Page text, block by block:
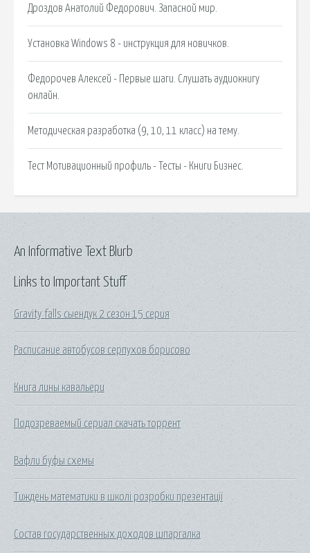
Дроздов Анатолий Федорович. Запасной мир.
Установка Windows 8 - инструкция для новичков.
Федорочев Алексей - Первые шаги. Слушать аудиокнигу
онлайн.
Методическая разработка (9, 10, 11 класс) на тему.
Тест Мотивационный профиль - Тесты - Книги Бизнес.
Links to Important Stuff
Gravity falls сыендук 2 сезон 15 серия
Расписание автобусов серпухов борисово
Книга лины кавальери
Подозреваемый сериал скачать торрент
Вафли буфы схемы
Тиждень математики в школі розробки презентації
Состав государственных доходов шпаргалка
An Informative Text Blurb